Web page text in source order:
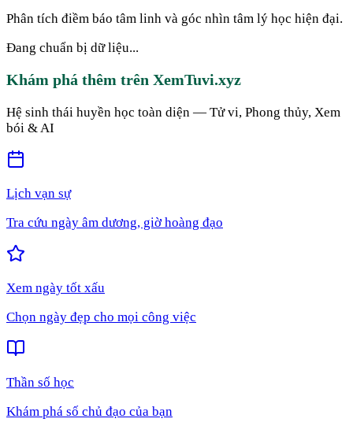
Phân tích điềm báo tâm linh và góc nhìn tâm lý học hiện đại.
Đang chuẩn bị dữ liệu...
Khám phá thêm trên XemTuvi.xyz
Hệ sinh thái huyền học toàn diện — Tử vi, Phong thủy, Xem
bói & AI
Lịch vạn sự
Tra cứu ngày âm dương, giờ hoàng đạo
Xem ngày tốt xấu
Chọn ngày đẹp cho mọi công việc
Thần số học
Khám phá số chủ đạo của bạn